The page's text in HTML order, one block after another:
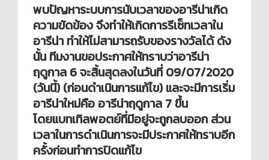
พบปัญหาระบบการนับเวลาของอารีน่าเกิด
ความขัดข้อง จึงทำให้เกิดการรีเซ็ทเวลาใน
อารีน่า ทำให้ไม่สามารถรับของรางวัลได้ ดัง
นั้น ทีมงานขอประกาศให้ทราบว่าอารีน่า
ฤดูกาล 6 จะสิ้นสุดลงในวันที่ 09/07/2020
(วันนี้) (ก่อนดำเนินการแก้ไข) และจะมีการเริ่ม
อารีน่าใหม่คือ อารีน่าฤดูกาล 7 ขึ้น
โดยแบทเทิลพอตย์ที่มีอยู่จะถูกลบออก ส่วน
เวลาในการดำเนินการจะมีประกาศให้ทราบอีก
ครั้งก่อนทำการปิดแก้ไข